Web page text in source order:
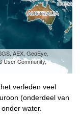
AEX, GeoEye,
User Community,
verleden veel
(onderdeel van
water.